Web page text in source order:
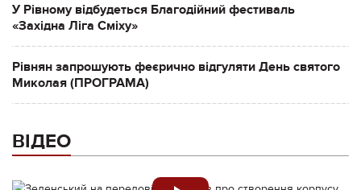
У Рівному відбудеться Благодійний фестиваль
«Західна Ліга Сміху»
Рівнян запрошують феєрично відгуляти День святого
Миколая (ПРОГРАМА)
ВІДЕО